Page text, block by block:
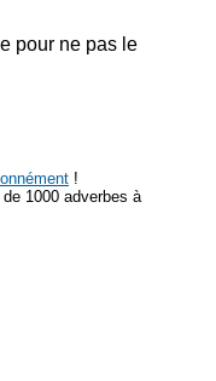
pour ne pas le
!
1000 adverbes à